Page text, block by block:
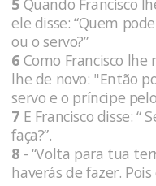
5 Quando Francisco
ele disse: “Quem
ou o servo?”
6 Como Francisco lhe
lhe de novo: "Então
servo e o príncipe pelo
7 E Francisco disse: “
faça?”.
8 - “Volta para tua
haverás de fazer.